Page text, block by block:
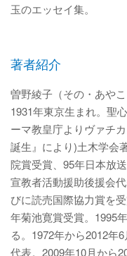
玉のエッセイ集。
著者紹介
曽野綾子（その・あやこ
1931年東京生まれ。聖
ーマ教皇庁よりヴァチ
誕生』により)土木学会
院賞受賞、95年日本放
宣教者活動援助後援会
びに読売国際協力賞を
年菊池寛賞受賞。1995
る。1972年から2012年
代表。2009年10月から